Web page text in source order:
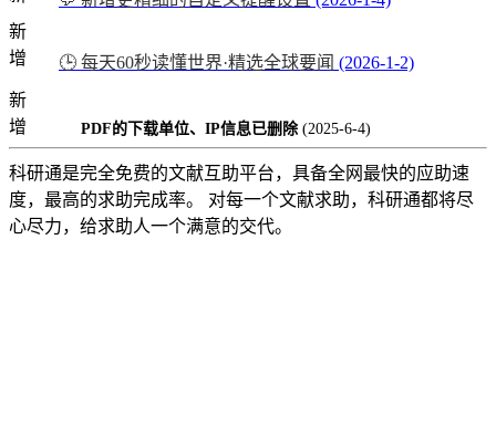
新
增
🕒 每天60秒读懂世界·精选全球要闻 (2026-1-2)
新
增
PDF的下载单位、IP信息已删除 (2025-6-4)
科研通是完全免费的文献互助平台，具备全网最快的应助速
度，最高的求助完成率。 对每一个文献求助，科研通都将尽
心尽力，给求助人一个满意的交代。